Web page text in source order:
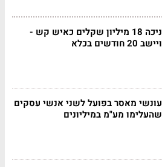
ניכה 18 מיליון שקלים כאיש קש -
ויישב 20 חודשים בכלא
עונשי מאסר בפועל לשני אנשי עסקים
שהעלימו מע"מ במיליונים